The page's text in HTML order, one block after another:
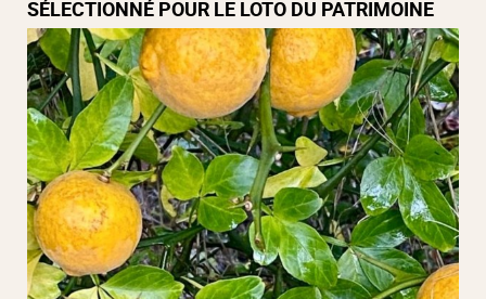
SÉLECTIONNÉ POUR LE LOTO DU PATRIMOINE